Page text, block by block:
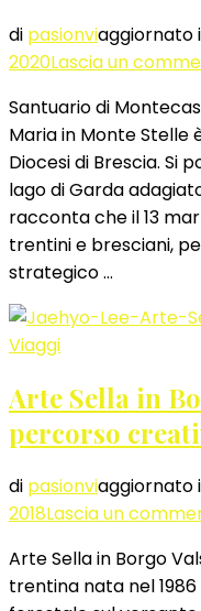
di pasionviaggiornato
2020Lascia un
Santuario di
Maria in Monte Stelle
Diocesi di Brescia. Si
lago di Garda
racconta che il 13
trentini e bresciani,
strategico …
Viaggi
Arte Sella in
percorso
di pasionviaggiornato
2018Lascia un
Arte Sella in Borgo
trentina nata nel